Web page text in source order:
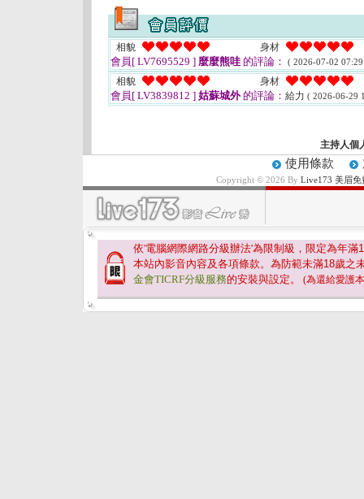
相貌 身材
會員[ LV7695529 ] 麼麼熊哇 的評論： ( 2026-07-02
相貌 身材
會員[ LV3839812 ] 姑蘇城外的評論： 給力 ( 2026-06-29
主持人個
使用條款
Copyright © 2026 By Live173 美眉
依'電腦網際網路分級辦法'為限制級，限定為年滿
本站內影音內容及各項條款。為防範未滿18歲之
金會TICRF分級服務的安裝與設定。 (為還給愛護